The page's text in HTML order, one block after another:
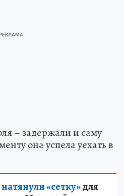
– задержали и саму
она успела уехать в
«сетку»для